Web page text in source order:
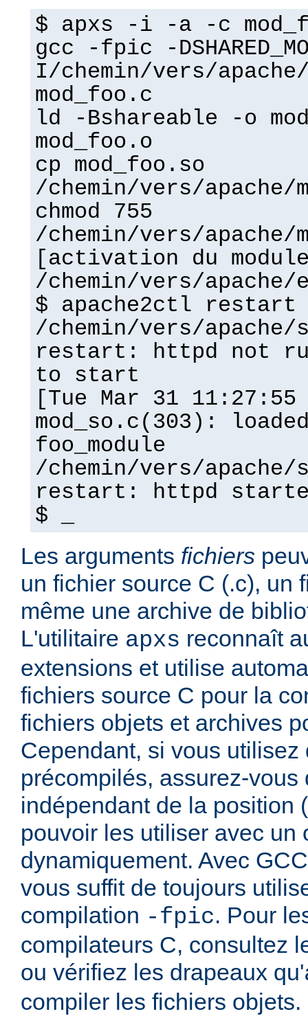
$ apxs -i -a -c
gcc -fpic -
I/chemin/vers/
mod_foo.c
ld -Bshareable -o
mod_foo.o
cp mod_foo.so
/chemin/vers/apache/
chmod 755
/chemin/vers/apache/
[activation du
/chemin/vers/
$ apache2ctl restart
/chemin/vers/
restart: httpd not
to start
[Tue Mar 31
mod_so.c(303):
foo_module
/chemin/vers/
restart: httpd
$ _
Les arguments fichiers
un fichier source C (.c), un
même une archive de
L'utilitaire apxs reconnaît
extensions et utilise
fichiers source C pour la
fichiers objets et archives
Cependant, si vous
précompilés, assurez-vous
indépendant de la position
pouvoir les utiliser avec un
dynamiquement. Avec
vous suffit de toujours
compilation -fpic. Pour
compilateurs C, consultez
ou vérifiez les drapeaux qu'
compiler les fichiers objets.